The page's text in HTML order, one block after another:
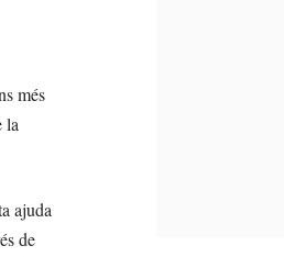
més
la
ajuda
de